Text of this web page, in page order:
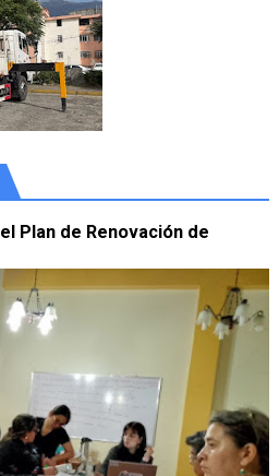
Plan de Renovación de